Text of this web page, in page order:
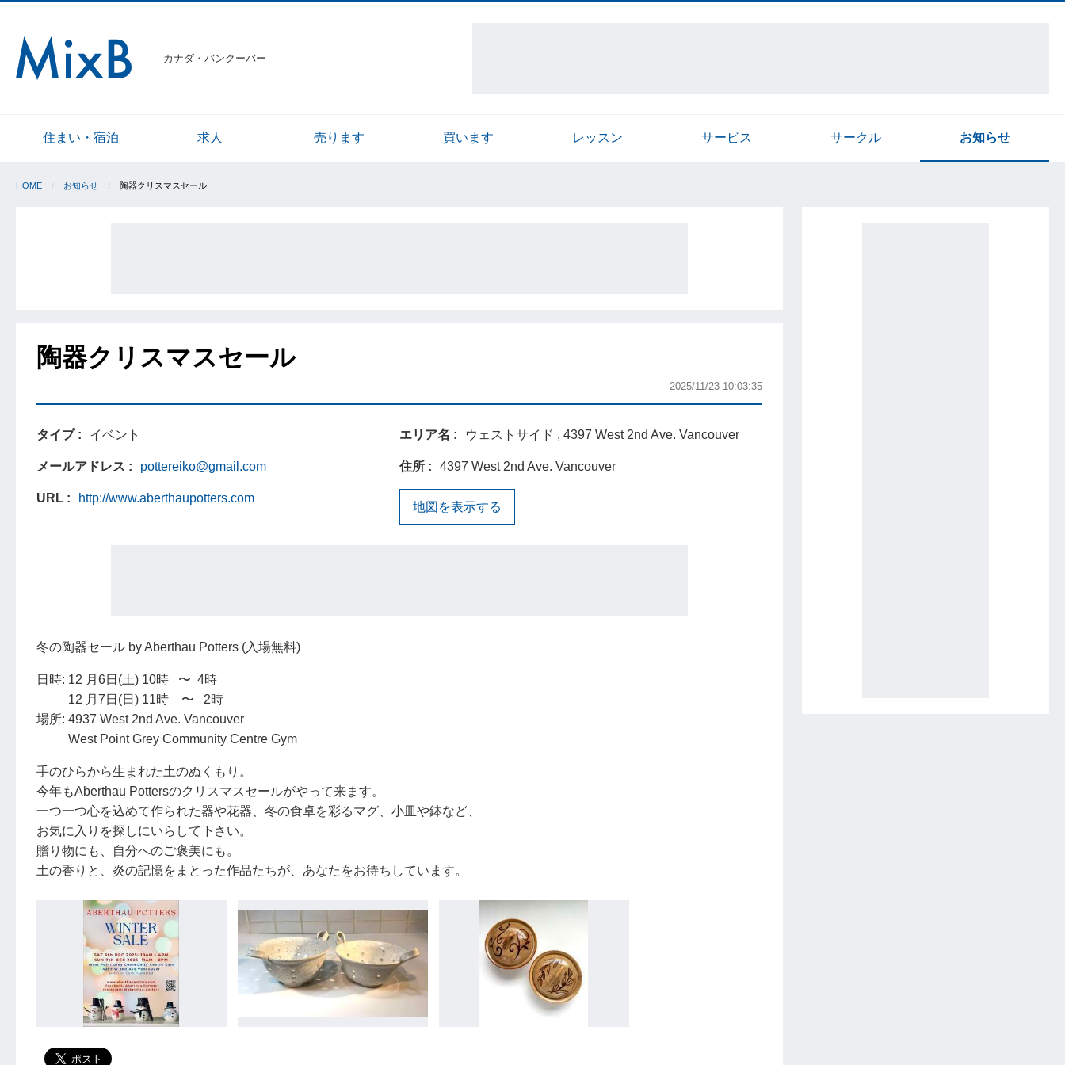
カナダ・バンクーバー
住まい・宿泊 求人 売ります 買います レッスン サービス サークル お知らせ
HOME お知らせ 陶器クリスマスセール
陶器クリスマスセール
2025/11/23 10:03:35
タイプ イベント
メールアドレス pottereiko@gmail.com
URL http://www.aberthaupotters.com
エリア名 ウェストサイド , 4397 West 2nd Ave. Vancouver
住所 4397 West 2nd Ave. Vancouver
地図を表示する
冬の陶器セール by Aberthau Potters (入場無料)
日時: 12 月6日(土) 10時 〜 4時
12 月7日(日) 11時 〜 2時
場所: 4937 West 2nd Ave. Vancouver
West Point Grey Community Centre Gym
手のひらから生まれた土のぬくもり。
今年もAberthau Pottersのクリスマスセールがやって来ます。
一つ一つ心を込めて作られた器や花器、冬の食卓を彩るマグ、小皿や鉢など、
お気に入りを探しにいらして下さい。
贈り物にも、自分へのご褒美にも。
土の香りと、炎の記憶をまとった作品たちが、あなたをお待ちしています。